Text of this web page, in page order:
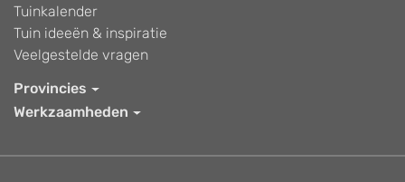
Tuinkalender
Tuin ideeën & inspiratie
Veelgestelde vragen
Provincies
Werkzaamheden